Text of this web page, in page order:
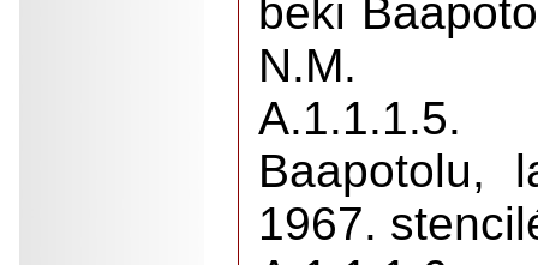
beki
N.M.
A.1.1.1.5.
Baapotolu,
1967.